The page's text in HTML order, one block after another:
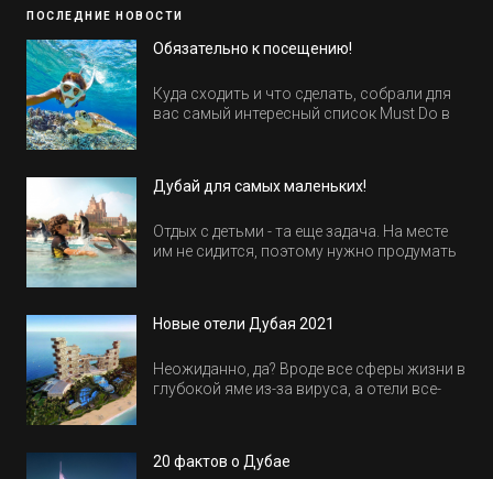
ПОСЛЕДНИЕ НОВОСТИ
Обязательно к посещению!
Куда сходить и что сделать, собрали для
вас самый интересный список Must Do в
Дубай для самых маленьких!
Отдых с детьми - та еще задача. На месте
им не сидится, поэтому нужно продумать
Новые отели Дубая 2021
Неожиданно, да? Вроде все сферы жизни в
глубокой яме из-за вируса, а отели все-
обычно на первые заезды дают промо-
20 фактов о Дубае